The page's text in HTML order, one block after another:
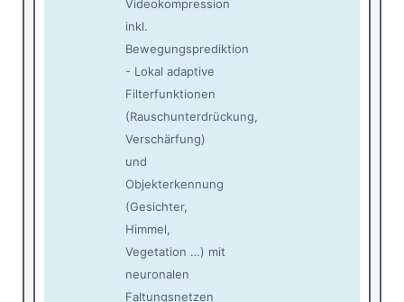
Videokompression
inkl.
Bewegungsprediktion
- Lokal adaptive
Filterfunktionen
(Rauschunterdrückung,
Verschärfung)
und
Objekterkennung
(Gesichter,
Himmel,
Vegetation …) mit
neuronalen
Faltungsnetzen